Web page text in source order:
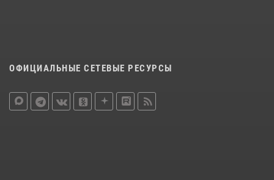
ОФИЦИАЛЬНЫЕ СЕТЕВЫЕ РЕСУРСЫ